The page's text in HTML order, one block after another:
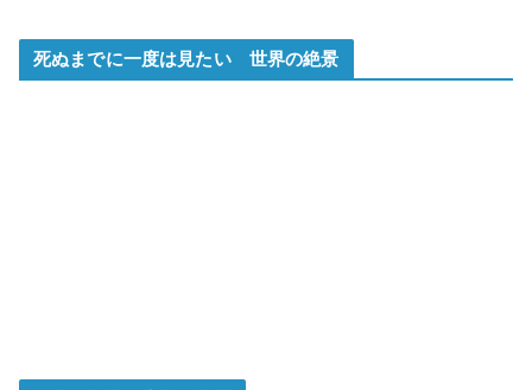
死ぬまでに一度は見たい 世界の絶景